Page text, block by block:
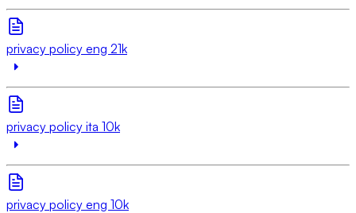
privacy policy eng 21k
privacy policy ita 10k
privacy policy eng 10k